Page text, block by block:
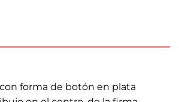
forma de botón en plata